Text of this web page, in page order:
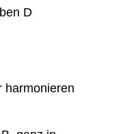
D
harmonieren